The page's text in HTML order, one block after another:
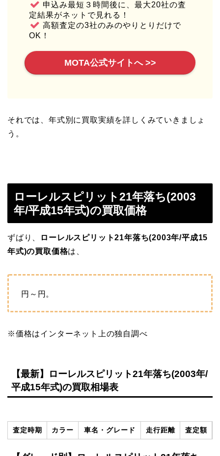
申込み最短３時間後に、最大20社の査
定結果がネットで見れる！
高額査定の3社のみのやりとりだけで
OK！
MOTA公式サイトへ >>
それでは、年式別に買取実績を詳しくみていきましょ
う。
ローレルスピリット21年落ち(2003
年/平成15年式)の買取価格
ずばり、
ローレルスピリット21年落ち(2003年/平成15
年式)の買取価格は、
円～ 円。
※価格はインターネット上の独自調べ
【最新】ローレルスピリット21年落ち(2003年/
平成15年式)の買取相場表
査定時期 カラー 車名・グレード 走行距離 査定額